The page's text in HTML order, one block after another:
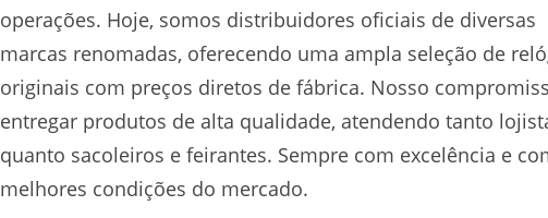
operações. Hoje, somos distribuidores oficiais de diversas
marcas renomadas, oferecendo uma ampla seleção de
originais com preços diretos de fábrica. Nosso
entregar produtos de alta qualidade, atendendo tanto
quanto sacoleiros e feirantes. Sempre com excelência e
melhores condições do mercado.